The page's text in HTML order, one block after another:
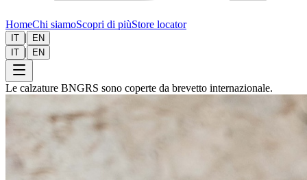
HomeChi siamoScopri di piùStore locator
IT |
EN
IT | EN
Le calzature BNGRS sono coperte da brevetto internazionale.